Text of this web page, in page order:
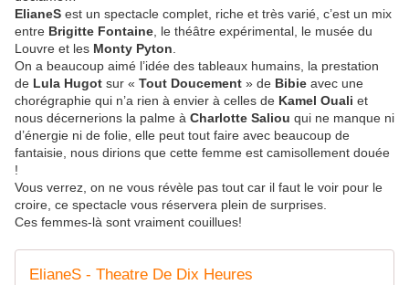
ElianeS est un spectacle complet, riche et très varié, c’est un mix
entre Brigitte Fontaine , le théâtre expérimental, le musée du
Louvre et les Monty Pyton
On a beaucoup aimé l’idée des tableaux humains, la prestation
de Lula Hugot sur « Tout Doucement » de Bibie avec une
chorégraphie qui n’a rien à envier à celles de Kamel Ouali et
nous décernerions la palme à Charlotte Saliou qui ne manque ni
d’énergie ni de folie, elle peut tout faire avec beaucoup de
fantaisie, nous dirions que cette femme est camisollement douée
!
Vous verrez, on ne vous révèle pas tout car il faut le voir pour le
croire, ce spectacle vous réservera plein de surprises.
Ces femmes-là sont vraiment couillues!
ElianeS - Theatre De Dix Heures